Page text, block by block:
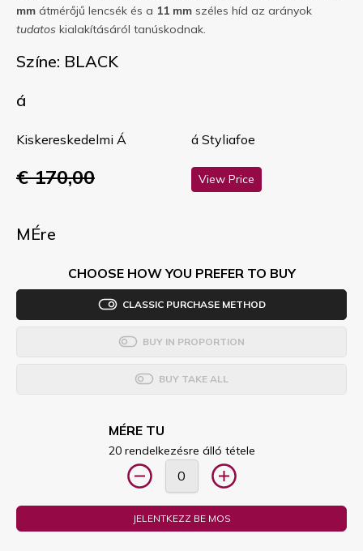
mm átmérőjű lencsék és a 11 mm széles híd az arányok
tudatos kialakításáról tanúskodnak.
Színe: BLACK
á
Kiskereskedelmi Á
€ 170,00
á Styliafoe
View Price
MÉre
CHOOSE HOW YOU PREFER TO BUY
CLASSIC PURCHASE METHOD
BUY IN PROPORTION
BUY TAKE ALL
MÉRE TU
20 rendelkezésre álló tétele
JELENTKEZZ BE MOS